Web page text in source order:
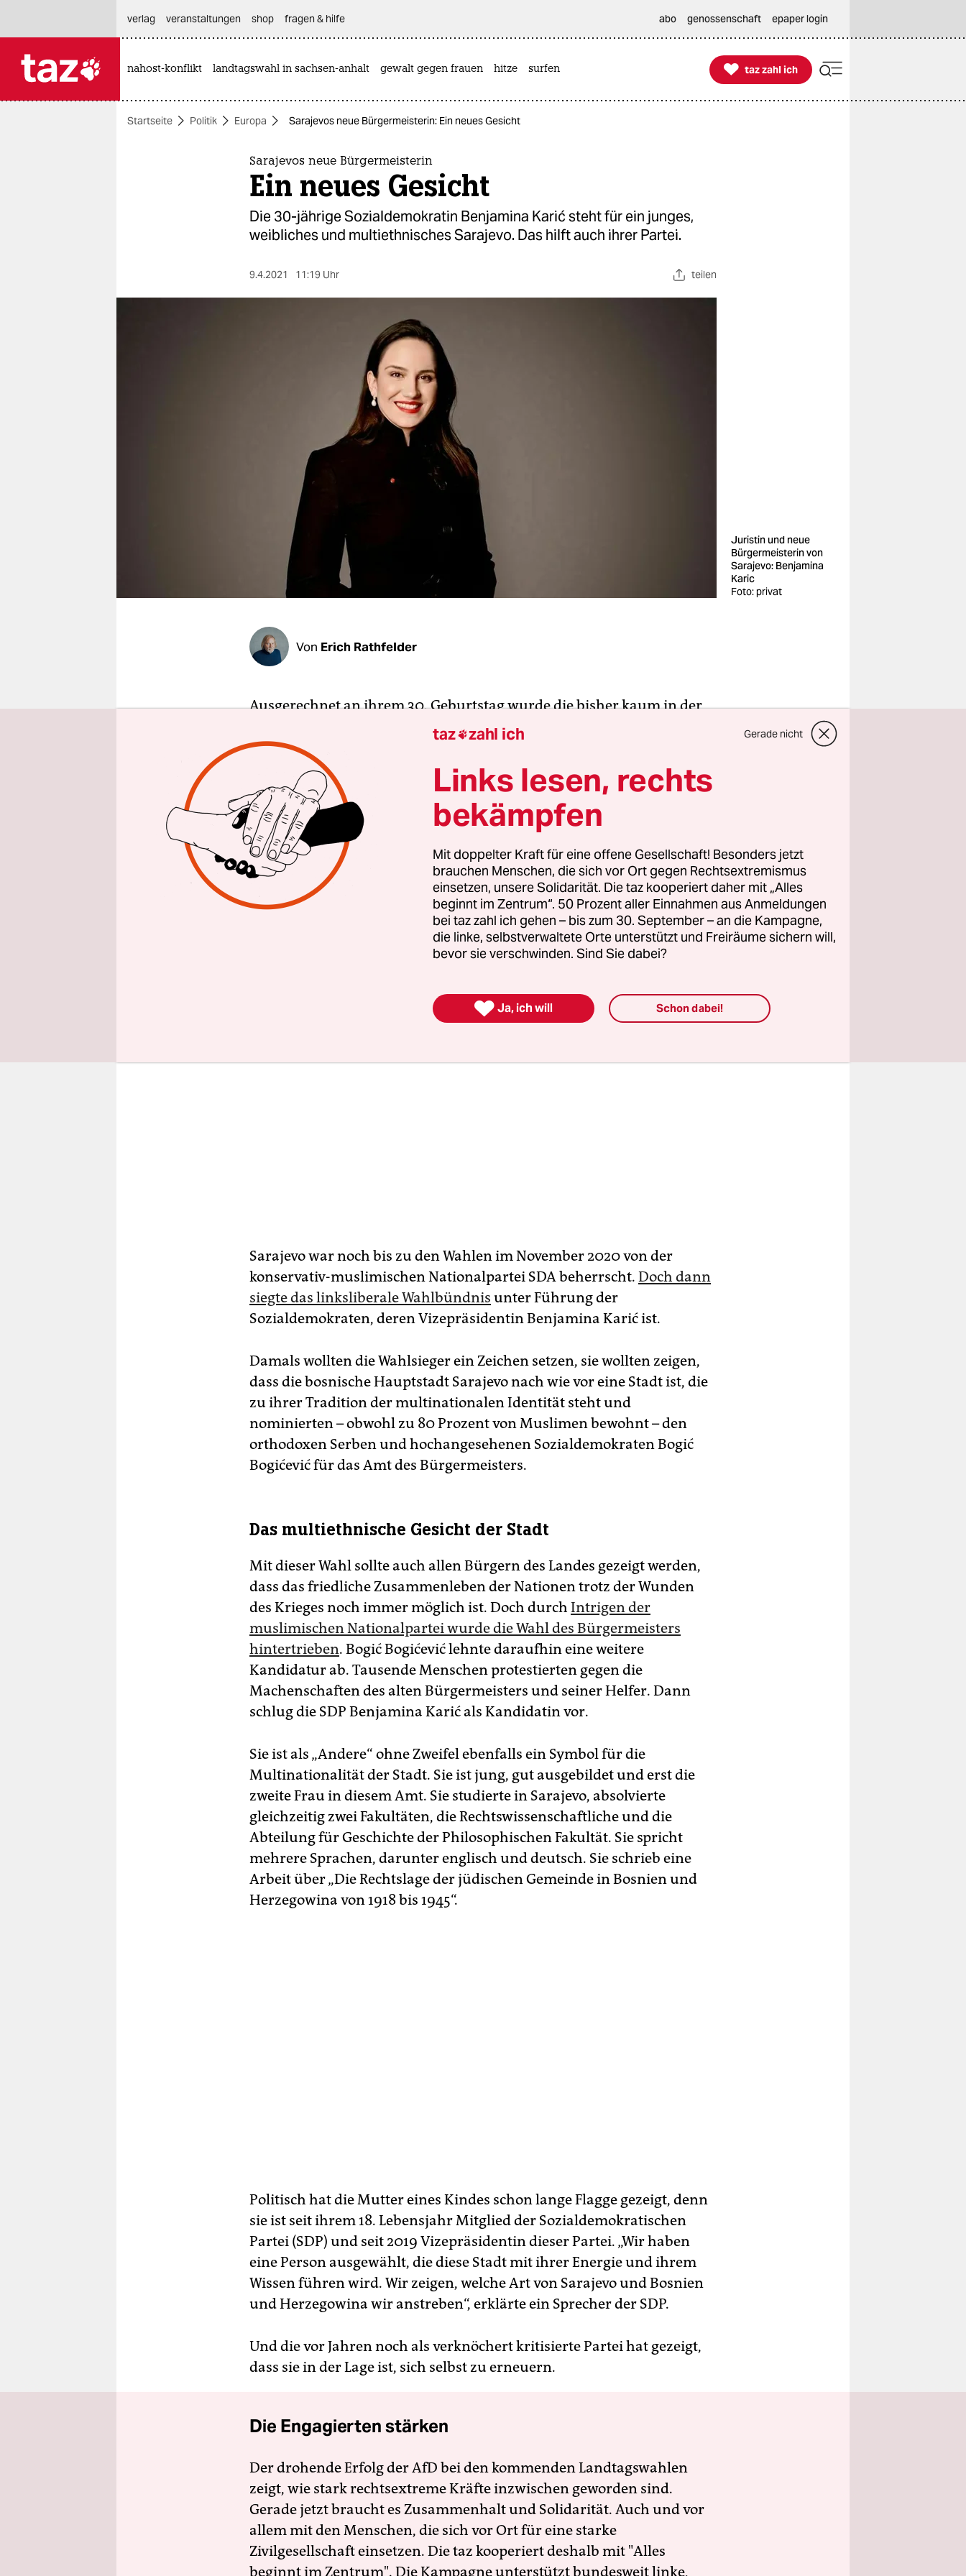
themen
verlag
veranstaltungen shop fragen & hilfe abo genossenschaft epaper login
nahost-konflikt landtagswahl in sachsen-anhalt gewalt gegen frauen hitze surfen 
taz zahl ich
taz zahl ich
Startseite Politik Europa Sarajevos neue Bürgermeisterin: Ein neues Gesicht
Sarajevos neue Bürgermeisterin
Ein neues Gesicht
Die 30-jährige Sozialdemokratin Benjamina Karić steht für ein junges,
weibliches und multiethnisches Sarajevo. Das hilft auch ihrer Partei.
9.4.2021 11:19 Uhr teilen
Juristin und neue
Bürgermeisterin von
Sarajevo: Benjamina
Karic
Foto: privat
Von Erich Rathfelder
Ausgerechnet an ihrem 30. Geburtstag wurde die bisher kaum in der
Öffentlichkeit bekannte Benjamina Karić völlig überraschend zur
neuen Bürgermeisterin von Sarajevo gewählt. Das Votum im Stadtrat
war einstimmig.
Bemerkenswert ist, dass Benjamina Karić keinem der drei
„konstitutiven Nationen“, also der Bosniaken, Kroaten oder Serben
angehört, sie hat sich zur
Gruppe der „Anderen“bekannt. Das sind
Freigeister, Menschen aus kleineren Minderheiten oder gemischten
Ehen, die sich nicht nationalistisch definieren wollen. Und die bisher in
dem Bosnien und Herzegowina der Nachkriegszeit keine Chancen
hatten, in so ein hohes Amt aufzusteigen, denn die Gremien sind
zumeist von den drei Nationalparteien beherrscht.
Sarajevo war noch bis zu den Wahlen im November 2020 von der
konservativ-muslimischen Nationalpartei SDA beherrscht. Doch dann
siegte das linksliberale Wahlbündnis unter Führung der
Sozialdemokraten, deren Vizepräsidentin Benjamina Karić ist.
Damals wollten die Wahlsieger ein Zeichen setzen, sie wollten zeigen,
dass die bosnische Hauptstadt Sarajevo nach wie vor eine Stadt ist, die
zu ihrer Tradition der multinationalen Identität steht und
nominierten – obwohl zu 80 Prozent von Muslimen bewohnt – den
orthodoxen Serben und hochangesehenen Sozialdemokraten Bogić
Bogićević für das Amt des Bürgermeisters.
Das multiethnische Gesicht der Stadt
Mit dieser Wahl sollte auch allen Bürgern des Landes gezeigt werden,
dass das friedliche Zusammenleben der Nationen trotz der Wunden
des Krieges noch immer möglich ist. Doch durch Intrigen der
muslimischen Nationalpartei wurde die Wahl des Bürgermeisters
hintertrieben. Bogić Bogićević lehnte daraufhin eine weitere
Kandidatur ab. Tausende Menschen protestierten gegen die
Machenschaften des alten Bürgermeisters und seiner Helfer. Dann
schlug die SDP Benjamina Karić als Kandidatin vor.
Sie ist als „Andere“ ohne Zweifel ebenfalls ein Symbol für die
Multinationalität der Stadt. Sie ist jung, gut ausgebildet und erst die
zweite Frau in diesem Amt. Sie studierte in Sarajevo, absolvierte
gleichzeitig zwei Fakultäten, die Rechtswissenschaftliche und die
Abteilung für Geschichte der Philosophischen Fakultät. Sie spricht
mehrere Sprachen, darunter englisch und deutsch. Sie schrieb eine
Arbeit über „Die Rechtslage der jüdischen Gemeinde in Bosnien und
Herzegowina von 1918 bis 1945“.
Politisch hat die Mutter eines Kindes schon lange Flagge gezeigt, denn
sie ist seit ihrem 18. Lebensjahr Mitglied der Sozialdemokratischen
Partei (SDP) und seit 2019 Vizepräsidentin dieser Partei. „Wir haben
eine Person ausgewählt, die diese Stadt mit ihrer Energie und ihrem
Wissen führen wird. Wir zeigen, welche Art von Sarajevo und Bosnien
und Herzegowina wir anstreben“, erklärte ein Sprecher der SDP.
Und die vor Jahren noch als verknöchert kritisierte Partei hat gezeigt,
dass sie in der Lage ist, sich selbst zu erneuern.
Die Engagierten stärken
Der drohende Erfolg der AfD bei den kommenden Landtagswahlen
zeigt, wie stark rechtsextreme Kräfte inzwischen geworden sind.
Gerade jetzt braucht es Zusammenhalt und Solidarität. Auch und vor
allem mit den Menschen, die sich vor Ort für eine starke
Zivilgesellschaft einsetzen. Die taz kooperiert deshalb mit "Alles
beginnt im Zentrum". Die Kampagne unterstützt bundesweit linke,
taz zahl ich Gerade nicht
Links lesen, rechts
bekämpfen
Mit doppelter Kraft für eine offene Gesellschaft! Besonders jetzt
brauchen Menschen, die sich vor Ort gegen Rechtsextremismus
einsetzen, unsere Solidarität. Die taz kooperiert daher mit „Alles
beginnt im Zentrum“. 50 Prozent aller Einnahmen aus Anmeldungen
bei taz zahl ich gehen – bis zum 30. September – an die Kampagne,
die linke, selbstverwaltete Orte unterstützt und Freiräume sichern will,
bevor sie verschwinden. Sind Sie dabei?
 Ja, ich will Schon dabei!